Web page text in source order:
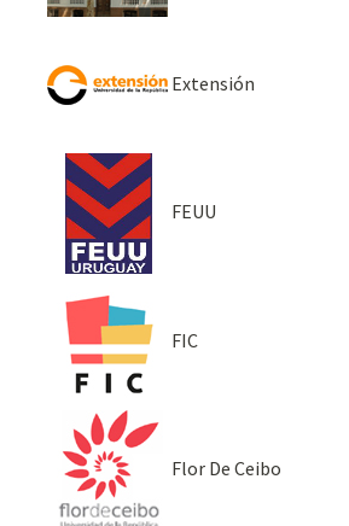
Extensión
FEUU
FIC
Flor De Ceibo